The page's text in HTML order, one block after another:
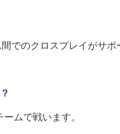
でのクロスプレイがサポ
ムで戦います。